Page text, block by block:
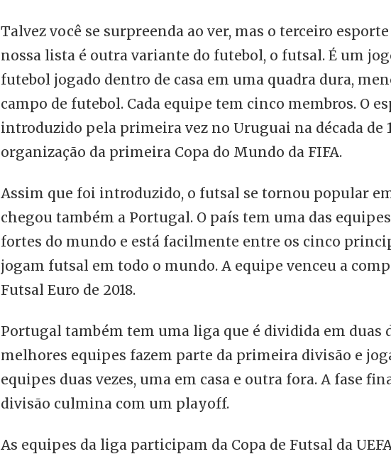
Talvez você se surpreenda ao ver, mas o terceiro
nossa lista é outra variante do futebol, o futsal. É um
futebol jogado dentro de casa em uma quadra dura,
campo de futebol. Cada equipe tem cinco membros. O
introduzido pela primeira vez no Uruguai na década de
organização da primeira Copa do Mundo da FIFA.
Assim que foi introduzido, o futsal se tornou popular
chegou também a Portugal. O país tem uma das
fortes do mundo e está facilmente entre os cinco
jogam futsal em todo o mundo. A equipe venceu a
Futsal Euro de 2018.
Portugal também tem uma liga que é dividida em duas
melhores equipes fazem parte da primeira divisão e
equipes duas vezes, uma em casa e outra fora. A fase
divisão culmina com um playoff.
As equipes da liga participam da Copa de Futsal da